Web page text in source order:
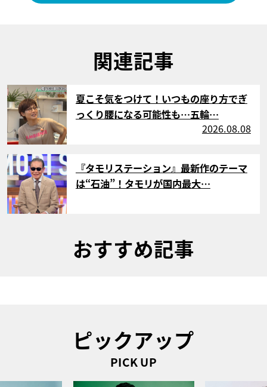
関連記事
サムネイル
夏こそ気をつけて！いつもの座り方でぎ
っくり腰になる可能性も…五輪…
2026.08.08
サムネイル
『タモリステーション』最新作のテーマ
は“石油”！タモリが国内最大…
おすすめ記事
ピックアップ
PICK UP